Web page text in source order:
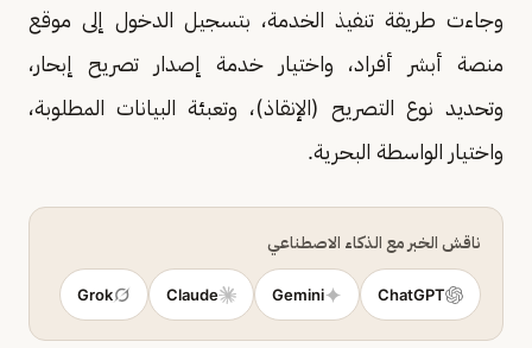
وجاءت طريقة تنفيذ الخدمة، بتسجيل الدخول إلى موقع
منصة أبشر أفراد، واختيار خدمة إصدار تصريح إبحار،
وتحديد نوع التصريح (الإنقاذ)، وتعبئة البيانات المطلوبة،
واختيار الواسطة البحرية.
ناقش الخبر مع الذكاء الاصطناعي
ChatGPT
Gemini
Claude
Grok